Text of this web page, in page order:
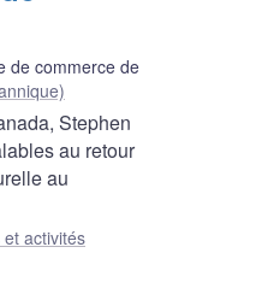
de commerce de
Stephen
au retour
au
et activités